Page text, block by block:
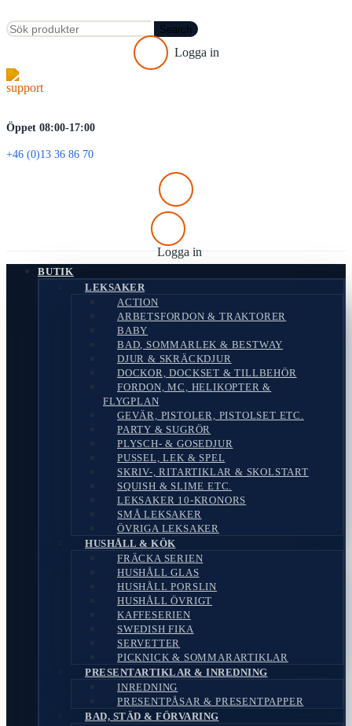
Search
Logga in
Öppet 08:00-17:00
+46 (0)13 36 86 70
Logga in
BUTIK
LEKSAKER
ACTION
ARBETSFORDON & TRAKTORER
BABY
BAD, SOMMARLEK & BESTWAY
DJUR & SKRÄCKDJUR
DOCKOR, DOCKSET & TILLBEHÖR
FORDON, MC, HELIKOPTER &
FLYGPLAN
GEVÄR, PISTOLER, PISTOLSET ETC.
PARTY & SUGRÖR
PLYSCH- & GOSEDJUR
PUSSEL, LEK & SPEL
SKRIV-, RITARTIKLAR & SKOLSTART
SQUISH & SLIME ETC.
LEKSAKER 10-KRONORS
SMÅ LEKSAKER
ÖVRIGA LEKSAKER
HUSHÅLL & KÖK
FRÄCKA SERIEN
HUSHÅLL GLAS
HUSHÅLL PORSLIN
HUSHÅLL ÖVRIGT
KAFFESERIEN
SWEDISH FIKA
SERVETTER
PICKNICK & SOMMARARTIKLAR
PRESENTARTIKLAR & INREDNING
INREDNING
PRESENTPÅSAR & PRESENTPAPPER
BAD, STÄD & FÖRVARING